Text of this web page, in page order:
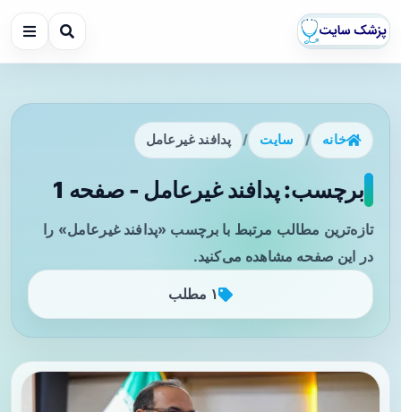
خانه / سایت / پدافند غیرعامل
برچسب: پدافند غیرعامل - صفحه 1
تازه‌ترین مطالب مرتبط با برچسب «پدافند غیرعامل» را
در این صفحه مشاهده می‌کنید.
۱ مطلب